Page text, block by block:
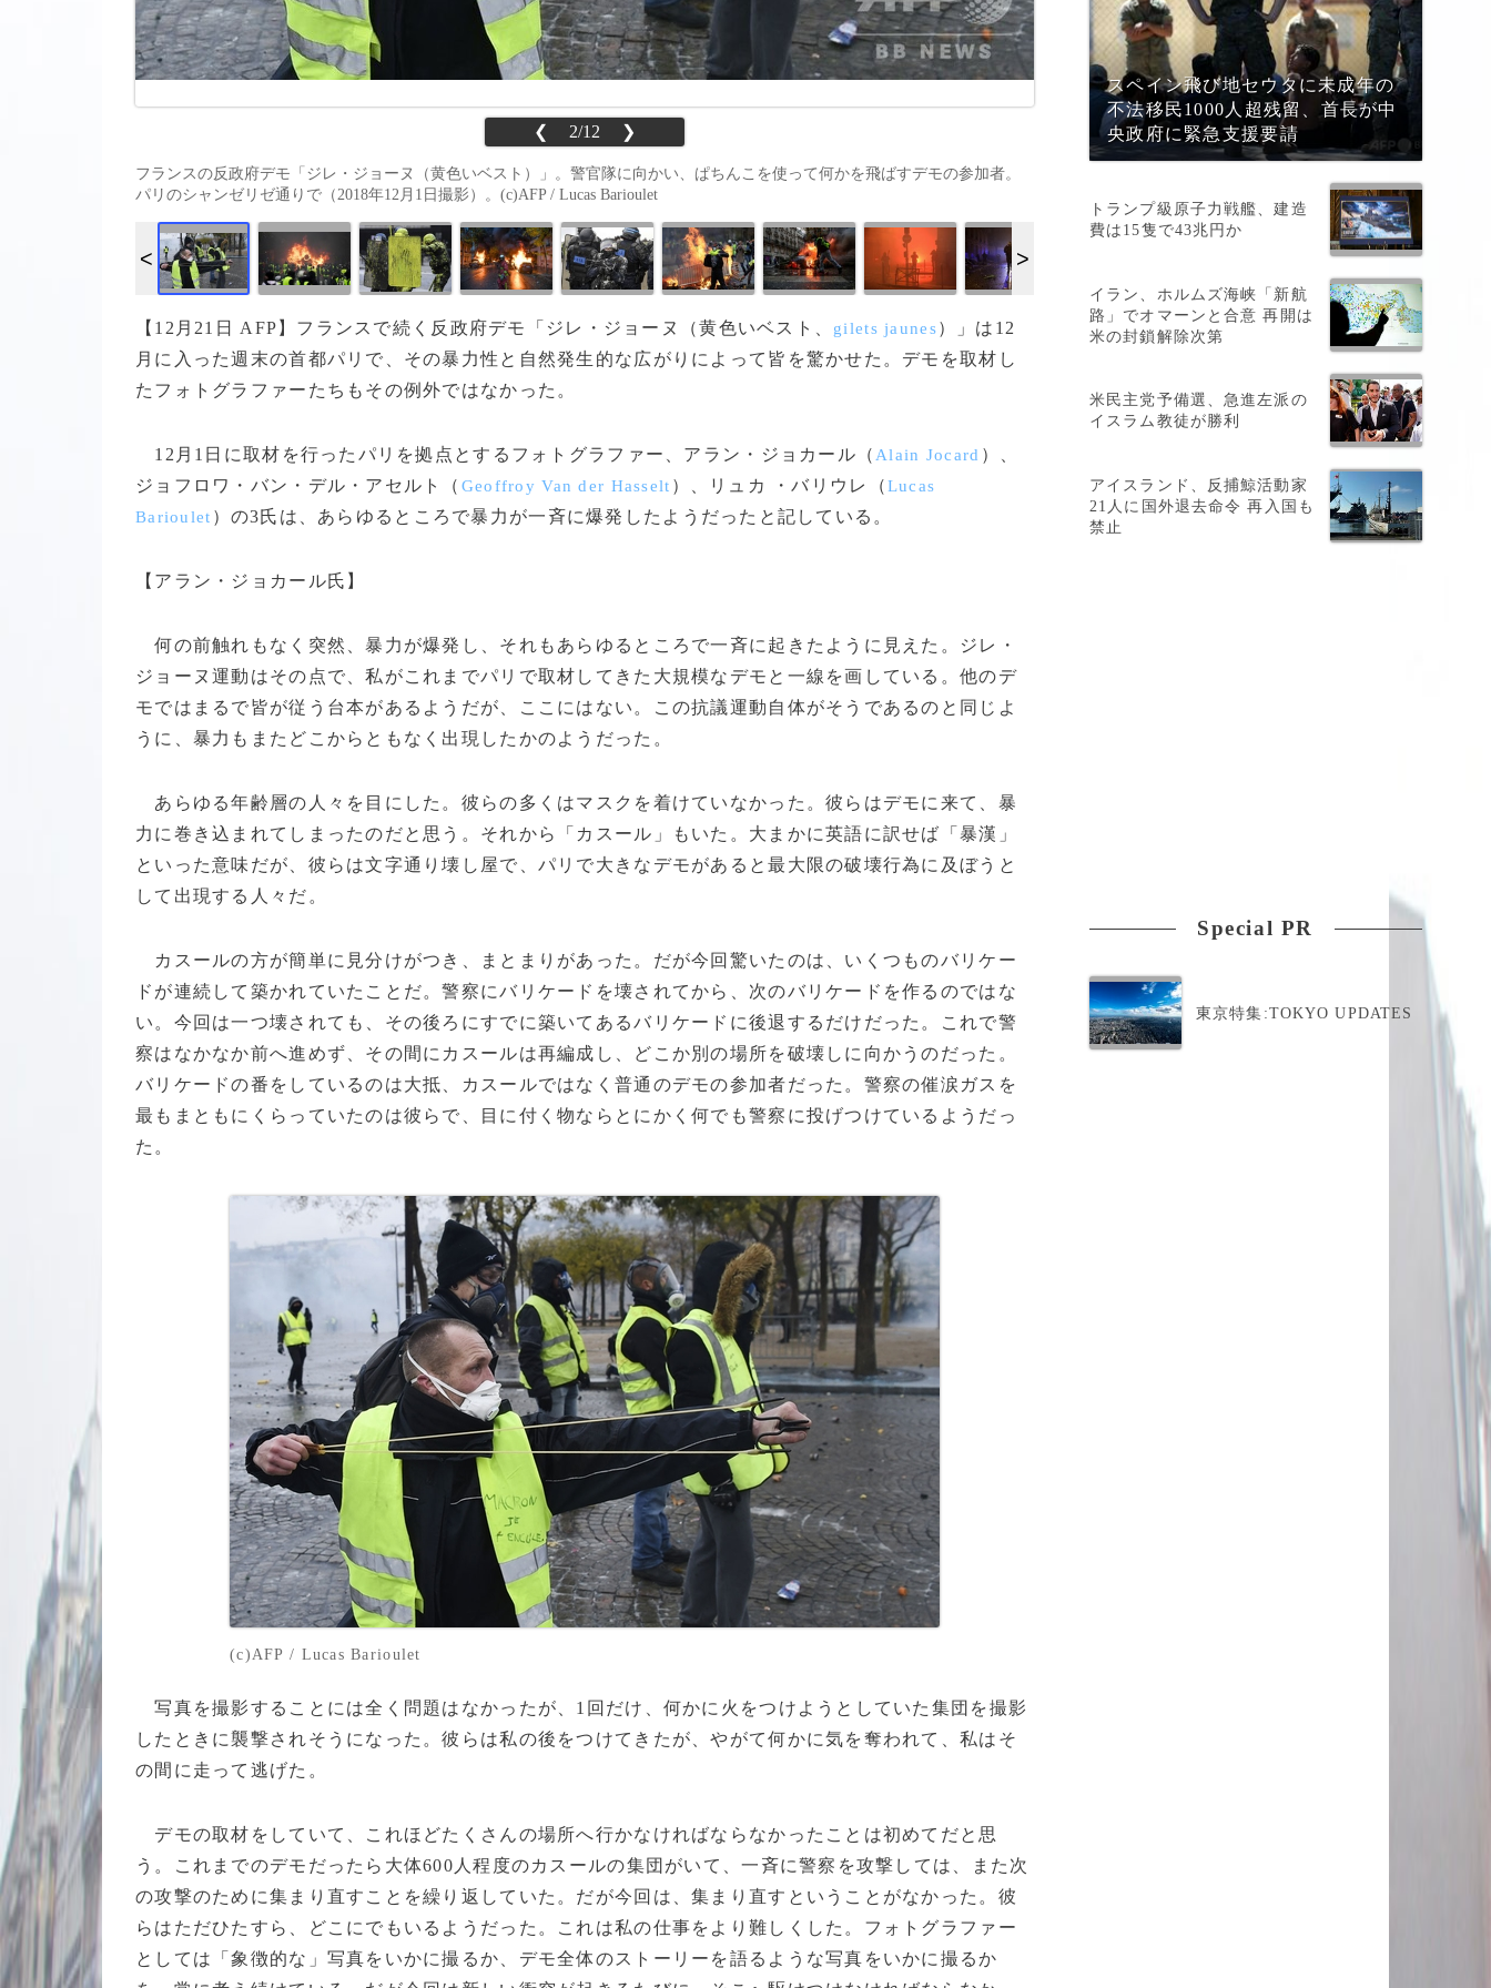
❮ 2/12 ❯
フランスの反政府デモ「ジレ・ジョーヌ（黄色いベスト）」。警官隊に向かい、ぱちんこを使って何かを飛ばすデモの参加者。
パリのシャンゼリゼ通りで（2018年12月1日撮影）。(c)AFP / Lucas Barioulet
【12月21日 AFP】フランスで続く反政府デモ「ジレ・ジョーヌ（黄色いベスト、 gilets jaunes）」は12
月に入った週末の首都パリで、その暴力性と自然発生的な広がりによって皆を驚かせた。デモを取材し
たフォトグラファーたちもその例外ではなかった。
12月1日に取材を行ったパリを拠点とするフォトグラファー、アラン・ジョカール（ Alain Jocard ）、
ジョフロワ・バン・デル・アセルト（ Geoffroy Van der Hasselt ）、リュカ ・バリウレ（Lucas
Barioulet ）の3氏は、あらゆるところで暴力が一斉に爆発したようだったと記している。
【アラン・ジョカール氏】
何の前触れもなく突然、暴力が爆発し、それもあらゆるところで一斉に起きたように見えた。ジレ・
ジョーヌ運動はその点で、私がこれまでパリで取材してきた大規模なデモと一線を画している。他のデ
モではまるで皆が従う台本があるようだが、ここにはない。この抗議運動自体がそうであるのと同じよ
うに、暴力もまたどこからともなく出現したかのようだった。
あらゆる年齢層の人々を目にした。彼らの多くはマスクを着けていなかった。彼らはデモに来て、暴
力に巻き込まれてしまったのだと思う。それから「カスール」もいた。大まかに英語に訳せば「暴漢」
といった意味だが、彼らは文字通り壊し屋で、パリで大きなデモがあると最大限の破壊行為に及ぼうと
して出現する人々だ。
カスールの方が簡単に見分けがつき、まとまりがあった。だが今回驚いたのは、いくつものバリケー
ドが連続して築かれていたことだ。警察にバリケードを壊されてから、次のバリケードを作るのではな
い。今回は一つ壊されても、その後ろにすでに築いてあるバリケードに後退するだけだった。これで警
察はなかなか前へ進めず、その間にカスールは再編成し、どこか別の場所を破壊しに向かうのだった。
バリケードの番をしているのは大抵、カスールではなく普通のデモの参加者だった。警察の催涙ガスを
最もまともにくらっていたのは彼らで、目に付く物ならとにかく何でも警察に投げつけているようだっ
た。
(c)AFP / Lucas Barioulet
写真を撮影することには全く問題はなかったが、1回だけ、何かに火をつけようとしていた集団を撮影
したときに襲撃されそうになった。彼らは私の後をつけてきたが、やがて何かに気を奪われて、私はそ
の間に走って逃げた。
デモの取材をしていて、これほどたくさんの場所へ行かなければならなかったことは初めてだと思
う。これまでのデモだったら大体600人程度のカスールの集団がいて、一斉に警察を攻撃しては、また次
の攻撃のために集まり直すことを繰り返していた。だが今回は、集まり直すということがなかった。彼
らはただひたすら、どこにでもいるようだった。これは私の仕事をより難しくした。フォトグラファー
としては「象徴的な」写真をいかに撮るか、デモ全体のストーリーを語るような写真をいかに撮るか
スペイン飛び地セウタに未成年の
不法移民1000人超残留、首長が中
央政府に緊急支援要請
トランプ級原子力戦艦、建造
費は15隻で43兆円か
イラン、ホルムズ海峡「新航
路」でオマーンと合意 再開は
米の封鎖解除次第
米民主党予備選、急進左派の
イスラム教徒が勝利
アイスランド、反捕鯨活動家
21人に国外退去命令 再入国も
禁止
Special PR
東京特集:TOKYO UPDATES